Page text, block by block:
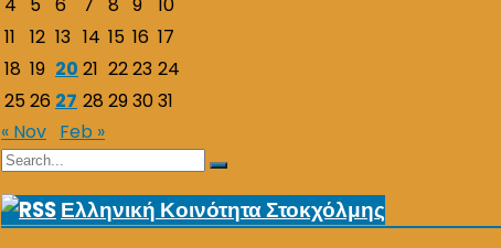
11
12 13 14 15 16 17
18 19 20 21 2223 24
2526 27 28 293031
« Nov Feb »
Search
Search
Ελληνική Κοινότητα Στοκχόλμης